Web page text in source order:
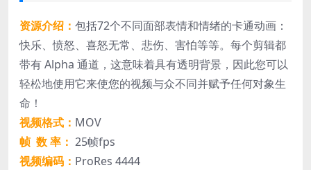
资源介绍： 包括72个不同面部表情和情绪的卡通动画：
快乐、愤怒、喜怒无常、悲伤、害怕等等。每个剪辑都
带有 Alpha 通道，这意味着具有透明背景，因此您可以
轻松地使用它来使您的视频与众不同并赋予任何对象生
命！
视频格式： MOV
帧 数 率： 25帧fps
视频编码： ProRes 4444